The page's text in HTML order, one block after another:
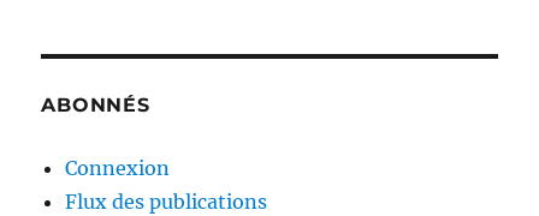
ABONNÉS
Connexion
Flux des publications